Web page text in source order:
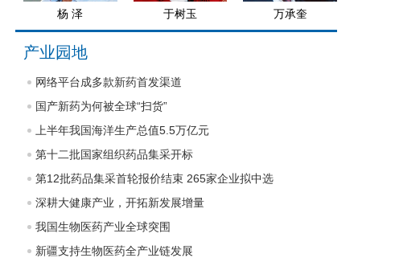
杨 泽 于树玉 万承奎
产业园地
网络平台成多款新药首发渠道
国产新药为何被全球“扫货”
上半年我国海洋生产总值5.5万亿元
第十二批国家组织药品集采开标
第12批药品集采首轮报价结束 265家企业拟中选
深耕大健康产业，开拓新发展增量
我国生物医药产业全球突围
新疆支持生物医药全产业链发展